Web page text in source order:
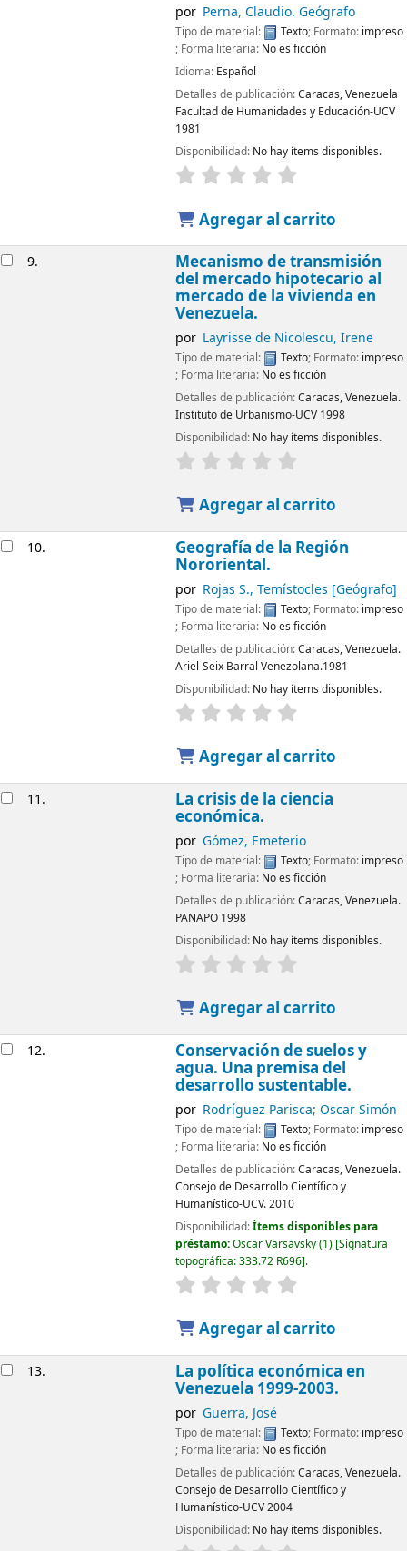
por Perna, Claudio. Geógrafo
Tipo de material: Texto; Formato: impreso
; Forma literaria: No es ficción
Idioma: Español
Detalles de publicación:Caracas, Venezuela
Facultad de Humanidades y Educación-UCV
1981
Disponibilidad: No hay ítems disponibles.
Agregar al carrito
9. Mecanismo de transmisión
del mercado hipotecario al
mercado de la vivienda en
Venezuela.
por Layrisse de Nicolescu, Irene
Tipo de material: Texto; Formato: impreso
; Forma literaria: No es ficción
Detalles de publicación:Caracas, Venezuela.
Instituto de Urbanismo-UCV 1998
Disponibilidad: No hay ítems disponibles.
Agregar al carrito
10. Geografía de la Región
Nororiental.
por Rojas S., Temístocles [Geógrafo]
Tipo de material: Texto; Formato: impreso
; Forma literaria: No es ficción
Detalles de publicación:Caracas, Venezuela.
Ariel-Seix Barral Venezolana.1981
Disponibilidad: No hay ítems disponibles.
Agregar al carrito
11. La crisis de la ciencia
económica.
por Gómez, Emeterio
Tipo de material: Texto; Formato: impreso
; Forma literaria: No es ficción
Detalles de publicación:Caracas, Venezuela.
PANAPO 1998
Disponibilidad: No hay ítems disponibles.
Agregar al carrito
12. Conservación de suelos y
agua. Una premisa del
desarrollo sustentable.
por Rodríguez Parisca; Oscar Simón
Tipo de material: Texto; Formato: impreso
; Forma literaria: No es ficción
Detalles de publicación:Caracas, Venezuela.
Consejo de Desarrollo Científico y
Humanístico-UCV.2010
Disponibilidad:Ítems disponibles para
préstamo:Oscar Varsavsky(1) Signatura
topográfica:333.72 R696 .
Agregar al carrito
13. La política económica en
Venezuela 1999-2003.
por Guerra, José
Tipo de material: Texto; Formato: impreso
; Forma literaria: No es ficción
Detalles de publicación:Caracas, Venezuela.
Consejo de Desarrollo Científico y
Humanístico-UCV2004
Disponibilidad: No hay ítems disponibles.